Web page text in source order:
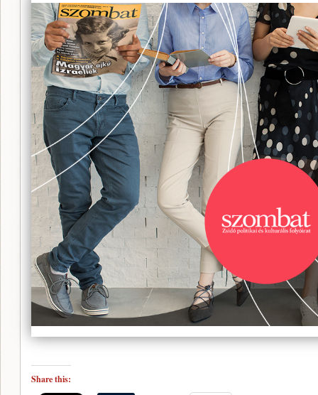
Share this: